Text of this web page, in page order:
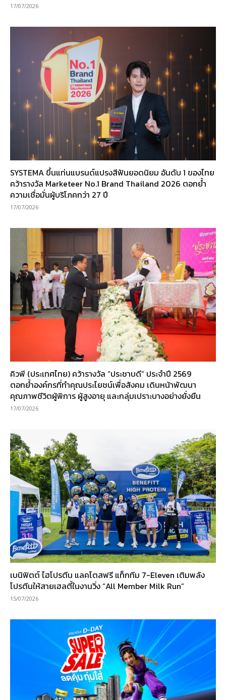
17/07/2026
SYSTEMA ขึ้นแท่นแบรนด์แปรงสีฟันยอดนิยม อันดับ 1 ของไทย
คว้ารางวัล Marketeer No.1 Brand Thailand 2026 ตอกย้ำ
ความเชื่อมั่นผู้บริโภคกว่า 27 ปี
17/07/2026
คิวพี (ประเทศไทย) คว้ารางวัล “ประชาบดี” ประจำปี 2569
ตอกย้ำองค์กรที่ทำคุณประโยชน์เพื่อสังคม เดินหน้าพัฒนา
คุณภาพชีวิตผู้พิการ ผู้สูงอายุ และกลุ่มเปราะบางอย่างยั่งยืน
17/07/2026
เบนิฟิตต์ ไฮโปรตีน แลคโตสฟรี แท็กทีม 7-Eleven เติมพลัง
โปรตีนให้สายเฮลตี้ในงานวิ่ง “All Member Milk Run”
15/07/2026